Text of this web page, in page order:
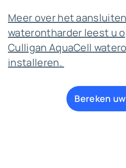
Meer over het
waterontharder leest u
Culligan AquaCell
installeren.
Bereken